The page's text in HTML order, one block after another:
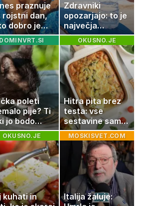
praznuje
rojstni dan,
dobro je
znana
Zdravniki
opozarjajo: to je
največja
napaka, ki jo
ljudje delajo med
vročino
DOMINVRT.SI
poleti
pije? Ti
jo bodo
da
več vode
OKUSNO.JE
Hitra pita brez
testa: vse
sestavine samo
zmešate in
pečica opravi
ostalo
OKUSNO.JE
kuhati in
MOSKISVET.COM
Italija žaluje: